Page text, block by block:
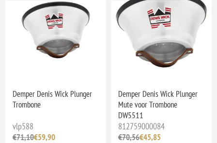
Demper Denis Wick Plunger
Trombone
vlp588
€71,10€59,90
Demper Denis Wick Plunger
Mute voor Trombone
DW5511
812759000084
€70,56€45,85